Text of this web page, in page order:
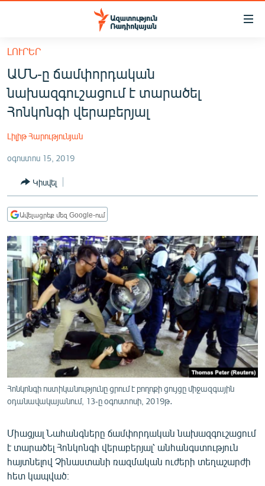
Մատչելիության
հիմնական
բովանդակությանը
Անցնել
հիմնական
մենյուին
ՀԱՅԱՍՏԱՆ
ՔԱՂԱՔԱԿԱՆ
ՏՆՏԵՍՈՒԹՅՈՒՆ
ՂԱՐԱԲԱՂ
ՏԱՐԱԾԱՇՐՋԱՆ
ՄԻՋԱԶԳԱՅԻՆ
ՄՇԱԿՈՒՅԹ
ՍՊՈՐՏ
ՄԵԿՆԱԲԱՆՈՒԹՅՈՒՆ
ՏՏ ԵՒ ԻՆՏԵՐՆԵՏ
ԱՐԽԻՎ
ԲԱՆԱՎԵՃ
ՁԳՏԵԼՈՎ ԼԱՎԱԳՈՒՅՆԻՆ
ԼՈՒՐԵՐ
ԱՄՆ-ը ճամփորդական
նախազգուշացում է տարածել
Հոնկոնգի վերաբերյալ
Լիլիթ Հարությունյան
օգոստոս 15, 2019
Կիսվել
Ավելացրեք մեզ Google-ում
Հոնկոնգի ոստիկանությունը ցրում է բողոքի ցույցը միջազգային
օդանավակայանում, 13-ը օգոստոսի, 2019թ․
Միացյալ Նահանգները ճամփորդական նախազգուշացում
է տարածել Հոնկոնգի վերաբերյալ՝ անհանգստություն
հայտնելով Չինաստանի ռազմական ուժերի տեղաշարժի
հետ կապված։